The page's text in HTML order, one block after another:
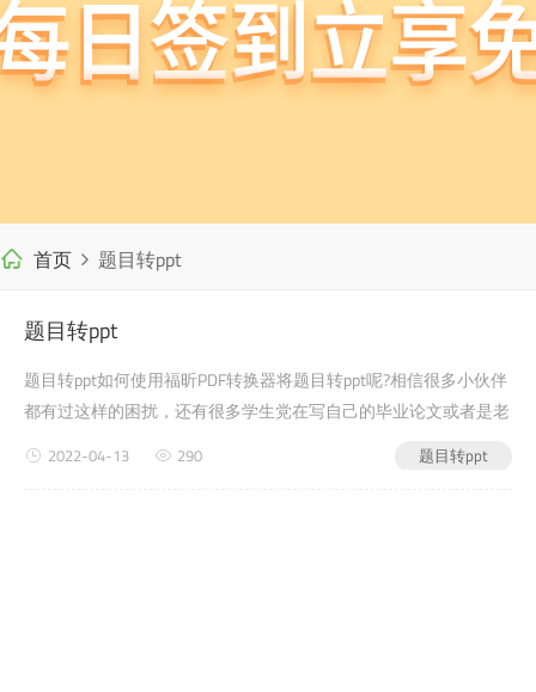
首页 题目转ppt
题目转ppt
题目转ppt如何使用福昕PDF转换器将题目转ppt呢?相信很多小伙伴
都有过这样的困扰，还有很多学生党在写自己的毕业论文或者是老
题，没有word如何转pdf关系，今天小编教给大家的就是如何使用
题目转ppt
2022-04-13 290